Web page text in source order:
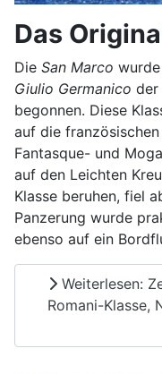
Das
Die San Marco
Giulio Germanico der
begonnen. Diese
auf die
Fantasque- und
auf den Leichten
Klasse beruhen, fiel
Panzerung wurde
ebenso auf ein
Weiterlesen:
Romani-Klasse,